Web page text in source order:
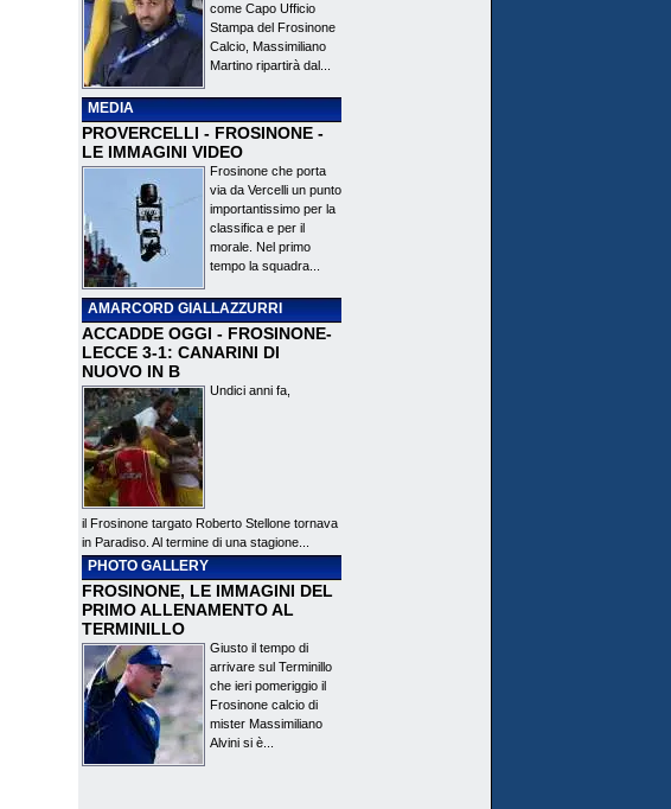
come Capo Ufficio
Stampa del Frosinone
Calcio, Massimiliano
Martino ripartirà dal...
MEDIA
PROVERCELLI - FROSINONE -
LE IMMAGINI VIDEO
Frosinone che porta
via da Vercelli un punto
importantissimo per la
classifica e per il
morale. Nel primo
tempo la squadra...
AMARCORD GIALLAZZURRI
ACCADDE OGGI - FROSINONE-
LECCE 3-1: CANARINI DI
NUOVO IN B
Undici anni fa,
il Frosinone targato Roberto Stellone tornava
in Paradiso. Al termine di una stagione...
PHOTO GALLERY
FROSINONE, LE IMMAGINI DEL
PRIMO ALLENAMENTO AL
TERMINILLO
Giusto il tempo di
arrivare sul Terminillo
che ieri pomeriggio il
Frosinone calcio di
mister Massimiliano
Alvini si è...